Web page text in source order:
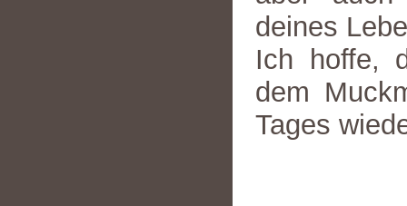
deines
Ich hoffe,
dem
Tages